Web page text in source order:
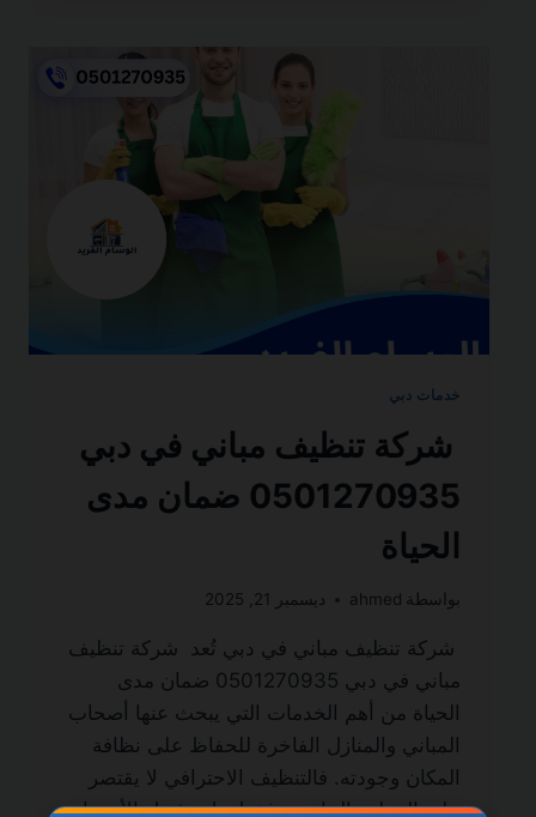
خدمات دبي
شركة تنظيف مباني في دبي
0501270935 ضمان مدى
الحياة
بواسطة ahmed ديسمبر 21, 2025
شركة تنظيف مباني في دبي تُعد شركة تنظيف
مباني في دبي 0501270935 ضمان مدى
الحياة من أهم الخدمات التي يبحث عنها أصحاب
المباني والمنازل الفاخرة للحفاظ على نظافة
المكان وجودته. فالتنظيف الاحترافي لا يقتصر
على المظهر الخارجي فقط، بل يشمل الأرضيات،